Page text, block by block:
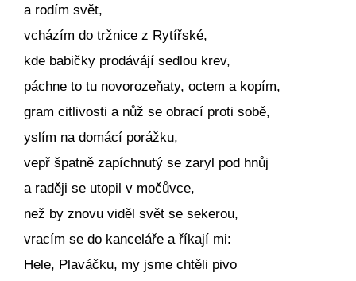
a rodím svět,
vcházím do tržnice z Rytířské,
kde babičky prodávájí sedlou krev,
páchne to tu novorozeňaty, octem a kopím,
gram citlivosti a nůž se obrací proti sobě,
yslím na domácí porážku,
vepř špatně zapíchnutý se zaryl pod hnůj
a raději se utopil v močůvce,
než by znovu viděl svět se sekerou,
vracím se do kanceláře a říkají mi:
Hele, Plaváčku, my jsme chtěli pivo